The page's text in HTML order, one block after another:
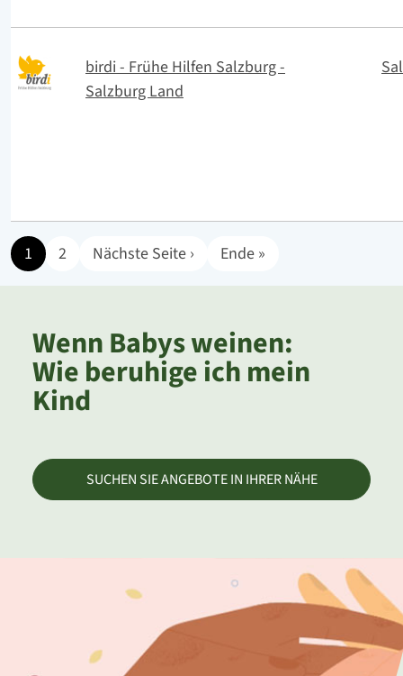
birdi - Frühe Hilfen Salzburg -
Salzburg Land
1 2 Nächste Seite › Nächste Seite
Ende »
Wenn Babys weinen:
Wie beruhige ich mein
Kind
SUCHEN SIE ANGEBOTE IN IHRER NÄHE